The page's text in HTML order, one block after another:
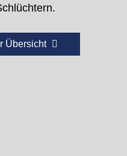
Übersicht